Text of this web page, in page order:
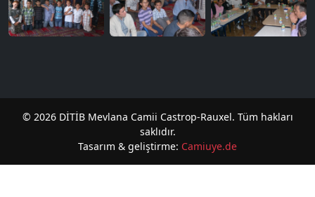
© 2026 DİTİB Mevlana Camii Castrop-Rauxel. Tüm hakları
saklıdır.
Tasarım & geliştirme: Camiuye.de